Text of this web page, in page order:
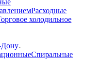
Расходные
холодильное
Дону
Спиральные